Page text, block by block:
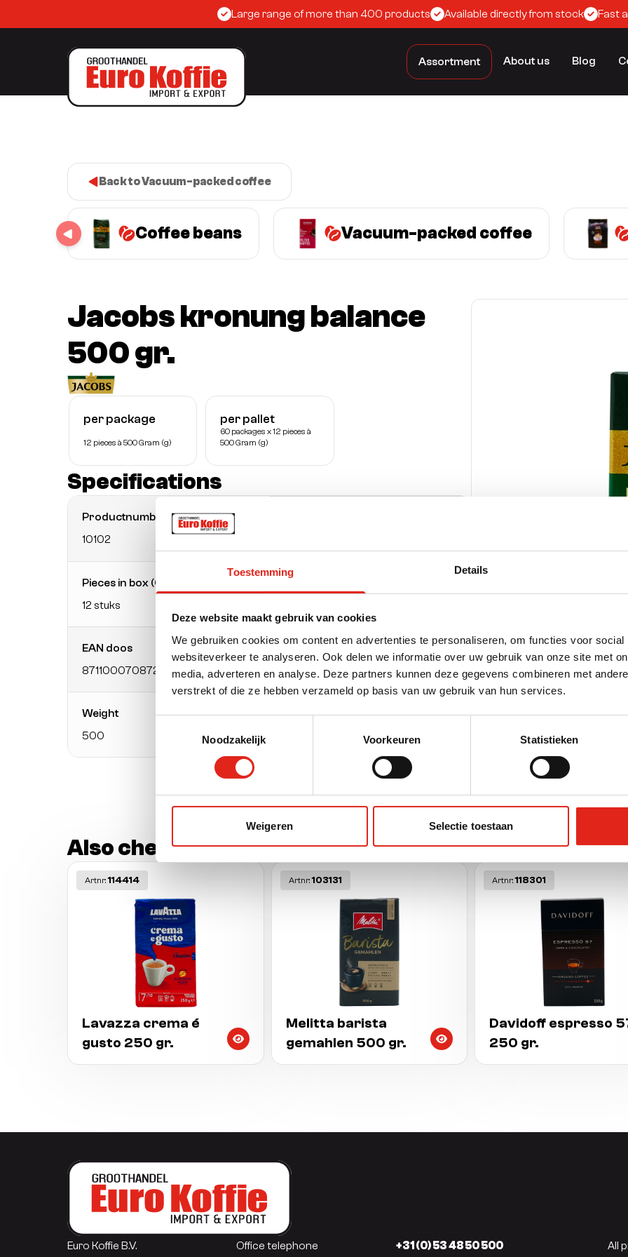
Toestemming Details
Deze website maakt gebruik van cookies
We gebruiken cookies om content en advertenties te personaliseren, om functies voor
websiteverkeer te analyseren. Ook delen we informatie over uw gebruik van onze site met
media, adverteren en analyse. Deze partners kunnen deze gegevens combineren met
verstrekt of die ze hebben verzameld op basis van uw gebruik van hun services.
Noodzakelijk
Voorkeuren Statistieken
Weigeren Selectie toestaan
Large range of more than 400 products Available directly from stock Fast
Assortment About us Blog
Back to Vacuum-packed coffee
Coffee beans Vacuum-packed coffee
Jacobs kronung balance
500 gr.
per package
12 pieces à 500 Gram (g)
per pallet
60 packages x 12 pieces à
500 Gram (g)
Specifications
Productnumber
10102
Pieces in box (CE)
12 stuks
EAN doos
8711000708729
Packaging
pack
Weight
500
Weight unit
Also check out these other products
Artnr: 114414
Lavazza crema é
gusto 250 gr.
Artnr: 103131
Melitta barista
gemahlen 500 gr.
Artnr: 118301
Davidoff espresso
250 gr.
Euro Koffie B.V. Office telephone +31 (0) 53 48 50 500 All